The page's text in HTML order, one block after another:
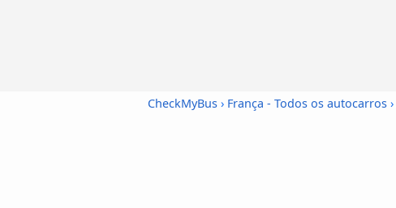
CheckMyBus › França - Todos os autocarros ›